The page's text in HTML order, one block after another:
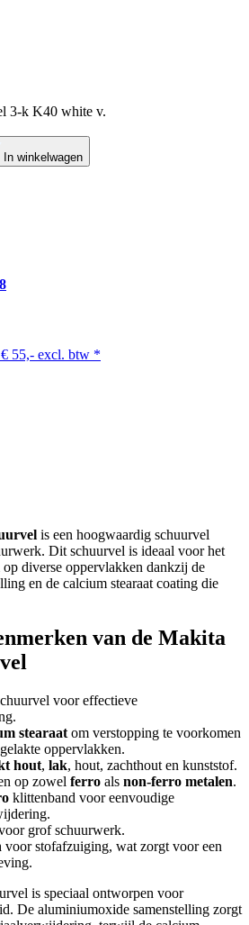
3-k K40 white v.
In winkelwagen
55,- excl. btw *
is een hoogwaardig schuurvel
Dit schuurvel is ideaal voor het
diverse oppervlakken dankzij de
en de calcium stearaat coating die
van de Makita
voor effectieve
stearaat om verstopping te voorkomen
oppervlakken.
hout, lak, hout, zachthout en kunststof.
op zowel ferro als non-ferro metalen.
klittenband voor eenvoudige
grof schuurwerk.
voor stofafzuiging, wat zorgt voor een
is speciaal ontworpen voor
De aluminiumoxide samenstelling zorgt